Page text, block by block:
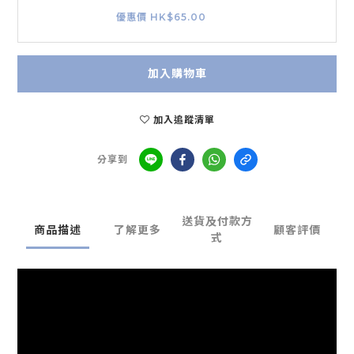
優惠價 HK$65.00
加入購物車
加入追蹤清單
分享到
商品描述 了解更多
送貨及付款方
式
顧客評價